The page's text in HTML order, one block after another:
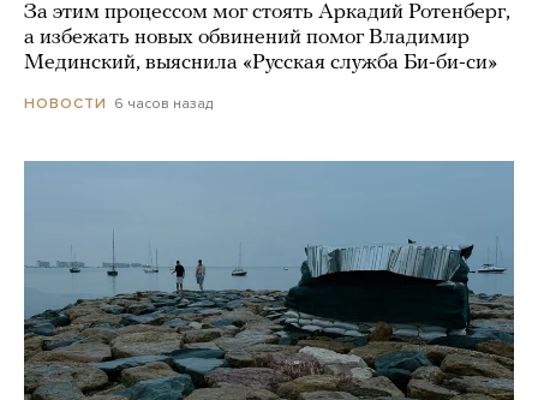
За этим процессом мог стоять Аркадий Ротенберг,
а избежать новых обвинений помог Владимир
Мединский, выяснила «Русская служба Би-би-си»
НОВОСТИ 6 часов назад